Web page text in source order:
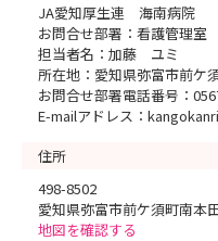
JA愛知厚生連 海南病院
お問合せ部署：看護管理室
担当者名：加藤 ユミ
所在地：愛知県弥富市前ケ
お問合せ部署電話番号：
E-mailアドレス：
住所
498-8502
愛知県弥富市前ケ須町南本
地図を確認する